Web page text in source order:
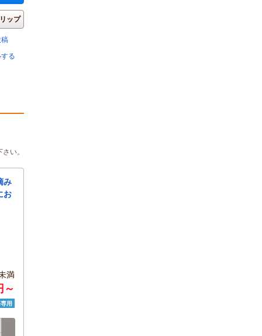
ップ
る
い。
み
お
満
～
用